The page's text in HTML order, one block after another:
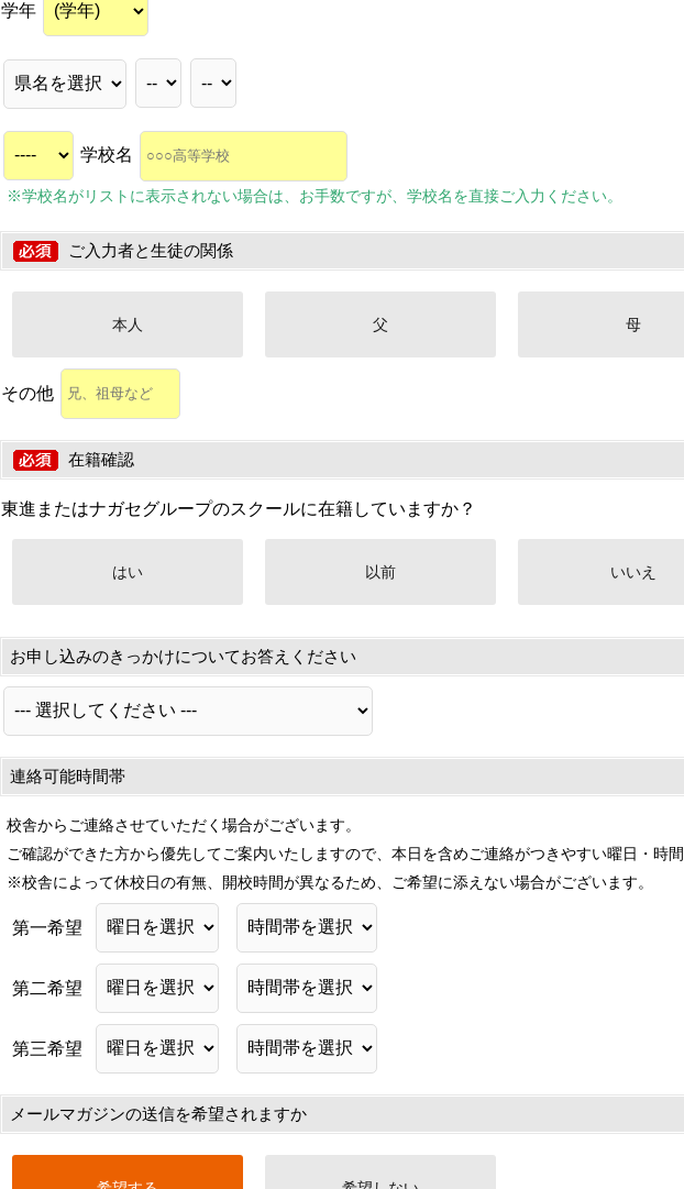
学年
学校名
※学校名がリストに表示されない場合は、お手数ですが、学校名を直接ご入力ください。
ご入力者と生徒の関係
本人 父 母
その他
在籍確認
東進またはナガセグループのスクールに在籍していますか？
はい 以前 いいえ
お申し込みのきっかけについてお答えください
連絡可能時間帯
校舎からご連絡させていただく場合がございます。
ご確認ができた方から優先してご案内いたしますので、本日を含めご連絡がつきやすい曜日・時
※校舎によって休校日の有無、開校時間が異なるため、ご希望に添えない場合がございます。
第一希望
第二希望
第三希望
メールマガジンの送信を希望されますか